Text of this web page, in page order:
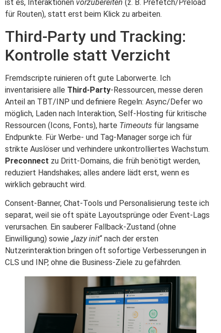
ist es, Interaktionen vorzubereiten (z. B. Prefetch/Preload
für Routen), statt erst beim Klick zu arbeiten.
Third-Party und Tracking:
Kontrolle statt Verzicht
Fremdscripte ruinieren oft gute Laborwerte. Ich
inventarisiere alle Third-Party-Ressourcen, messe deren
Anteil an TBT/INP und definiere Regeln: Async/Defer wo
möglich, Laden nach Interaktion, Self-Hosting für kritische
Ressourcen (Icons, Fonts), harte Timeouts für langsame
Endpunkte. Für Werbe- und Tag-Manager sorge ich für
strikte Auslöser und verhindere unkontrolliertes Wachstum.
Preconnect zu Dritt-Domains, die früh benötigt werden,
reduziert Handshakes; alles andere lädt erst, wenn es
wirklich gebraucht wird.
Consent-Banner, Chat-Tools und Personalisierung teste ich
separat, weil sie oft späte Layoutsprünge oder Event-Lags
verursachen. Ein sauberer Fallback-Zustand (ohne
Einwilligung) sowie „lazy init“ nach der ersten
Nutzerinteraktion bringen oft sofortige Verbesserungen in
CLS und INP, ohne die Business-Ziele zu gefährden.